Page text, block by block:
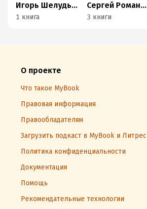
Игорь Шелудько
1 книга
Сергей Романюк
3 книги
О проекте
Что такое MyBook
Правовая информация
Правообладателям
Загрузить подкаст в MyBook и Литрес
Политика конфиденциальности
Документация
Помощь
Рекомендательные технологии